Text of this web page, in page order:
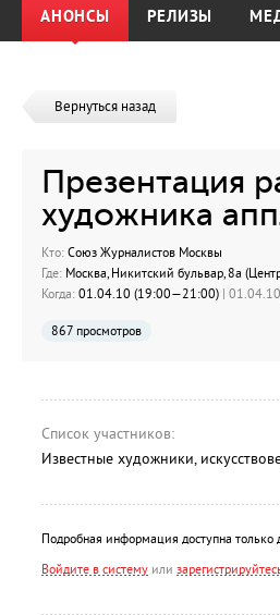
АНОНСЫ РЕЛИЗЫ
Вернуться назад
Презентация
художника
Кто: Союз Журналистов Москвы
Где: Москва, Никитский бульвар, 8а
Когда: 01.04.10 (19:00—21:00) |
867 просмотров
Список участников:
Известные художники,
Подробная информация доступна только
Войдите в систему или